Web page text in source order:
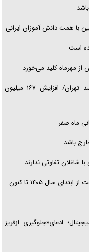
با همت دانش آموزان ایرانی
از مهرماه کلید می‌خورد
ذخیره ۵۲۳ میلیون مترمکعبی آب در ۵ سد تهران/ افزایش ۱۶۷ میلیون
ماه صفر
باشد
شاغلان تفاوتی ندارند
ادعای«جلوگیری ازفریز